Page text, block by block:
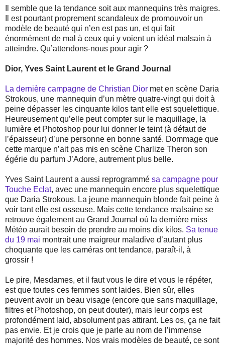
Il semble que la tendance soit aux mannequins très maigres.
Il est pourtant proprement scandaleux de promouvoir un
modèle de beauté qui n’en est pas un, et qui fait
énormément de mal à ceux qui y voient un idéal malsain à
atteindre. Qu’attendons-nous pour agir ?
Dior, Yves Saint Laurent et le Grand Journal
La dernière campagne de Christian Dior met en scène Daria
Strokous, une mannequin d’un mètre quatre-vingt qui doit à
peine dépasser les cinquante kilos tant elle est squelettique.
Heureusement qu’elle peut compter sur le maquillage, la
lumière et Photoshop pour lui donner le teint (à défaut de
l’épaisseur) d’une personne en bonne santé. Dommage que
cette marque n’ait pas mis en scène Charlize Theron son
égérie du parfum J’Adore, autrement plus belle.
Yves Saint Laurent a aussi reprogrammé sa campagne pour
Touche Eclat, avec une mannequin encore plus squelettique
que Daria Strokous. La jeune mannequin blonde fait peine à
voir tant elle est osseuse. Mais cette tendance malsaine se
retrouve également au Grand Journal où la dernière miss
Météo aurait besoin de prendre au moins dix kilos. Sa tenue
du 19 mai montrait une maigreur maladive d’autant plus
choquante que les caméras ont tendance, paraît-il, à
grossir !
Le pire, Mesdames, et il faut vous le dire et vous le répéter,
est que toutes ces femmes sont laides. Bien sûr, elles
peuvent avoir un beau visage (encore que sans maquillage,
filtres et Photoshop, on peut douter), mais leur corps est
profondément laid, absolument pas attirant. Les os, ça ne fait
pas envie. Et je crois que je parle au nom de l’immense
majorité des hommes. Nos vrais modèles de beauté, ce sont